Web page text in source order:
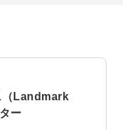
（Landmark
ー